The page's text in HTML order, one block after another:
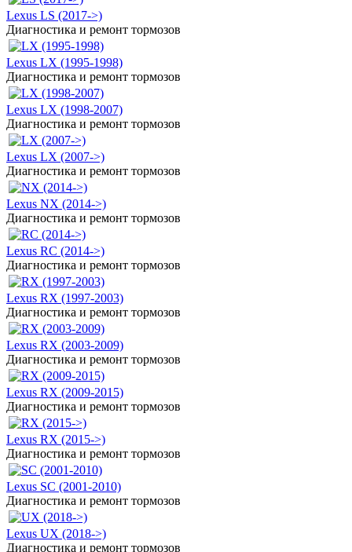
Lexus LS (2017->)
Диагностика и ремонт тормозов
Lexus LX (1995-1998)
Диагностика и ремонт тормозов
Lexus LX (1998-2007)
Диагностика и ремонт тормозов
Lexus LX (2007->)
Диагностика и ремонт тормозов
Lexus NX (2014->)
Диагностика и ремонт тормозов
Lexus RC (2014->)
Диагностика и ремонт тормозов
Lexus RX (1997-2003)
Диагностика и ремонт тормозов
Lexus RX (2003-2009)
Диагностика и ремонт тормозов
Lexus RX (2009-2015)
Диагностика и ремонт тормозов
Lexus RX (2015->)
Диагностика и ремонт тормозов
Lexus SC (2001-2010)
Диагностика и ремонт тормозов
Lexus UX (2018->)
Диагностика и ремонт тормозов